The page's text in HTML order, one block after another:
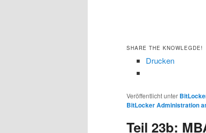
SHARE THE KNOWLEGDE!
Drucken
Veröffentlicht unter
BitLocker Administration
Teil 23b: